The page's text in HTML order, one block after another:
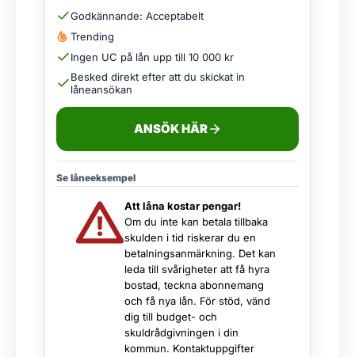
Godkännande: Acceptabelt
Trending
Ingen UC på lån upp till 10 000 kr
Besked direkt efter att du skickat in
låneansökan
ANSÖK HÄR
Se låneeksempel
Att låna kostar pengar!
Om du inte kan betala tillbaka
skulden i tid riskerar du en
betalningsanmärkning. Det kan
leda till svårigheter att få hyra
bostad, teckna abonnemang
och få nya lån. För stöd, vänd
dig till budget- och
skuldrådgivningen i din
kommun. Kontaktuppgifter